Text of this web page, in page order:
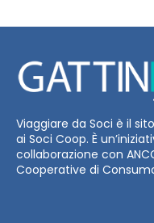
Viaggiare da Soci è il
ai Soci Coop. È
collaborazione con
Cooperative di